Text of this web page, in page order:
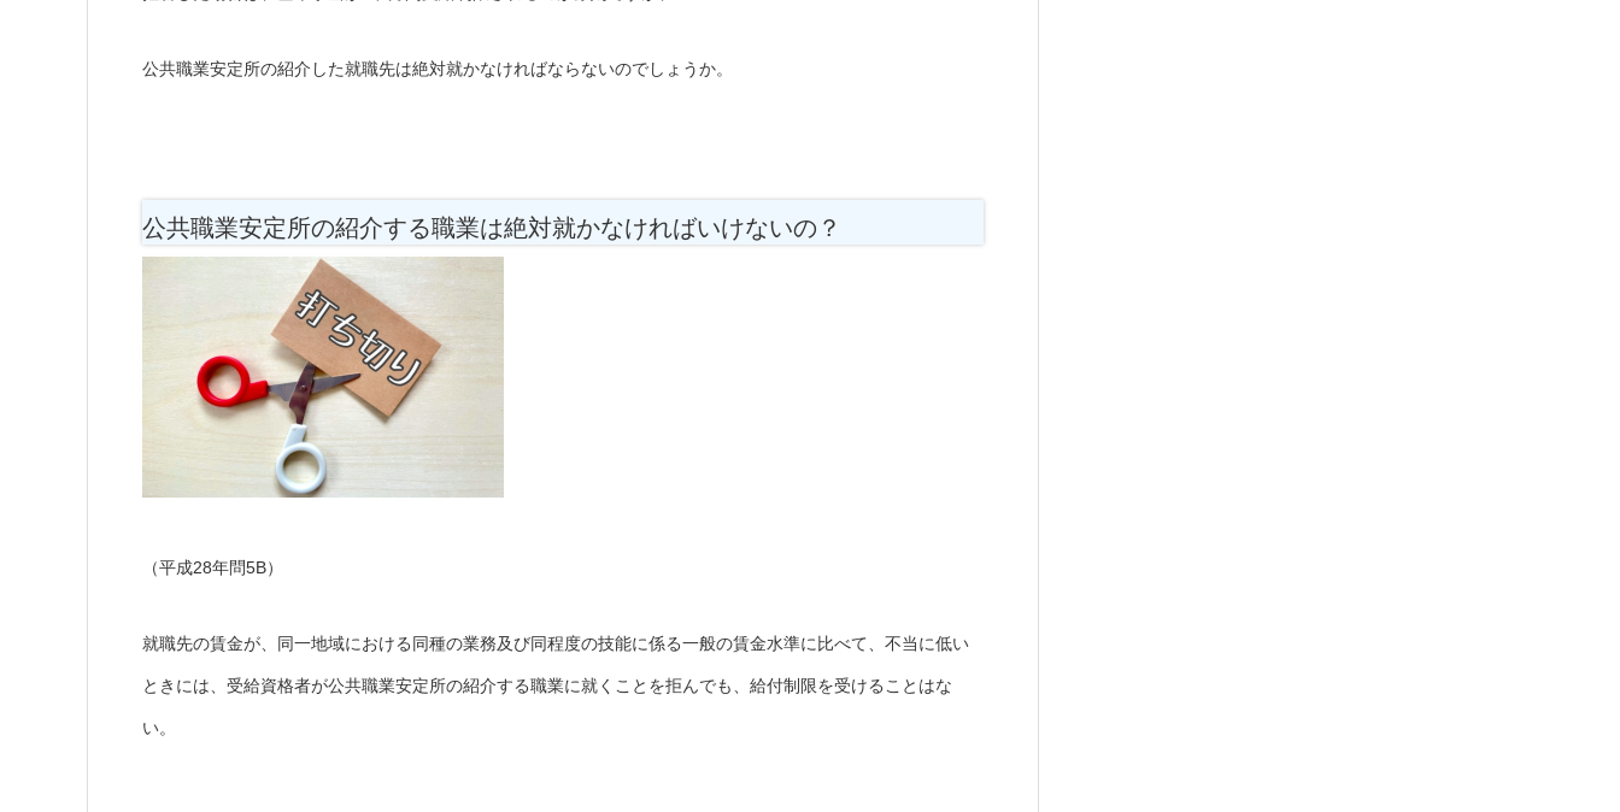
公共職業安定所の紹介した就職先は絶対就かなければならないのでしょうか。
公共職業安定所の紹介する職業は絶対就かなければいけないの？
（平成28年問5B）
就職先の賃金が、同一地域における同種の業務及び同程度の技能に係る一般の賃金水準に比べて、不当に低い
ときには、受給資格者が公共職業安定所の紹介する職業に就くことを拒んでも、給付制限を受けることはな
い。